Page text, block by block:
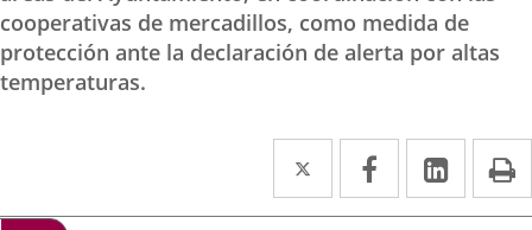
cooperativas de mercadillos, como medida de
protección ante la declaración de alerta por altas
temperaturas.
Twitter
Enlace
a
Facebook
Enlace
a
Enlace
a